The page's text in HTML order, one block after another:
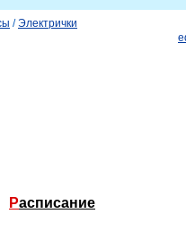
/Электрички
Расписание